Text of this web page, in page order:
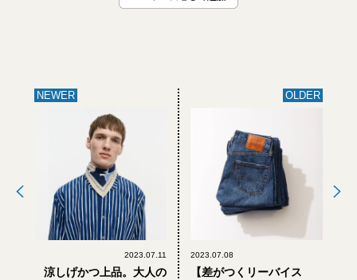
NEWER
2023.07.11
涼しげかつ上品。大人の
OLDER
2023.07.08
【差がつくリーバイス